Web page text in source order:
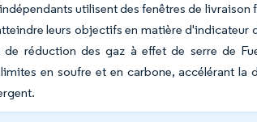
utilisent des fenêtres de
leurs objectifs en matière
réduction des gaz à effet de serre de
en soufre et en carbone, accélérant